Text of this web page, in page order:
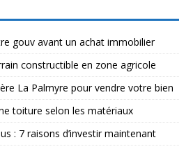
gouv avant un achat immobilier
constructible en zone agricole
La Palmyre pour vendre votre bien
toiture selon les matériaux
: 7 raisons d’investir maintenant